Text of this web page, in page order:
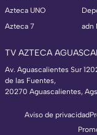
Azteca UNO
Azteca 7
adn
TV AZTECA
Av. Aguascalientes Sur
de las Fuentes,
20270 Aguascalientes,
Aviso de privacidad